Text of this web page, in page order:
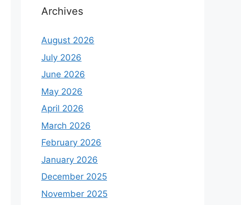
Archives
August 2026
July 2026
June 2026
May 2026
April 2026
March 2026
February 2026
January 2026
December 2025
November 2025